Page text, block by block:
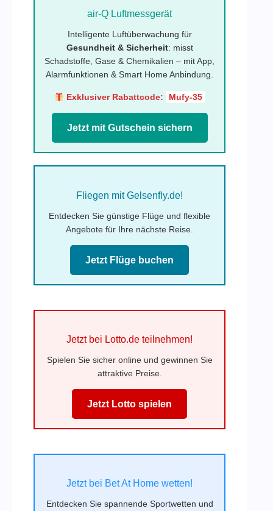
air-Q Luftmessgerät
Intelligente Luftüberwachung für
Gesundheit & Sicherheit: misst
Schadstoffe, Gase & Chemikalien – mit App,
Alarmfunktionen & Smart Home Anbindung.
Exklusiver Rabattcode: Mufy-35
Jetzt mit Gutschein sichern
Fliegen mit Gelsenfly.de!
Entdecken Sie günstige Flüge und flexible
Angebote für Ihre nächste Reise.
Jetzt Flüge buchen
Jetzt bei Lotto.de teilnehmen!
Spielen Sie sicher online und gewinnen Sie
attraktive Preise.
Jetzt Lotto spielen
Jetzt bei Bet At Home wetten!
Entdecken Sie spannende Sportwetten und